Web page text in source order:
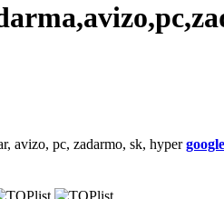
avizo, pc, zadarmo, sk, hyper